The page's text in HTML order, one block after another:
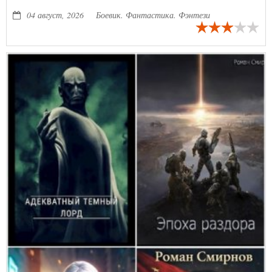
Руслан уже давно не пешка!
04 август, 2026 Боевик. Фантастика. Фэнтези